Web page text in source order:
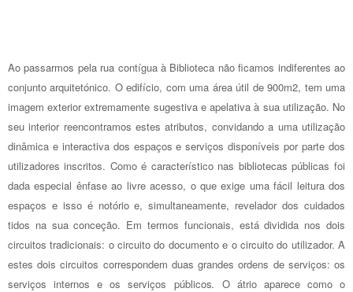
Ao passarmos pela rua contígua à Biblioteca não ficamos indiferentes ao
conjunto arquitetónico. O edifício, com uma área útil de 900m2, tem uma
imagem exterior extremamente sugestiva e apelativa à sua utilização. No
seu interior reencontramos estes atributos, convidando a uma utilização
dinâmica e interactiva dos espaços e serviços disponíveis por parte dos
utilizadores inscritos. Como é característico nas bibliotecas públicas foi
dada especial ênfase ao livre acesso, o que exige uma fácil leitura dos
espaços e isso é notório e, simultaneamente, revelador dos cuidados
tidos na sua conceção. Em termos funcionais, está dividida nos dois
circuitos tradicionais: o circuito do documento e o circuito do utilizador. A
estes dois circuitos correspondem duas grandes ordens de serviços: os
serviços internos e os serviços públicos. O átrio aparece como o